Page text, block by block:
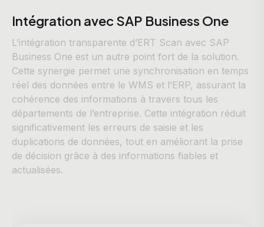
Intégration avec SAP Business One
L’intégration transparente d’ERT Scan avec SAP
Business One est un autre point fort de la solution.
Cette synergie permet une synchronisation en temps
réel des données entre le WMS et l’ERP, assurant la
cohérence des informations à travers tous les
départements de l’entreprise. Cette intégration réduit
significativement les erreurs de saisie et les
duplications de données, tout en améliorant la prise
de décision grâce à des informations fiables et
actualisées.